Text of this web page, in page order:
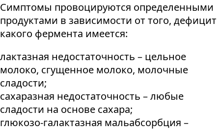
Симптомы провоцируются определенными
продуктами в зависимости от того, дефицит
какого фермента имеется:
лактазная недостаточность – цельное
молоко, сгущенное молоко, молочные
сладости;
сахаразная недостаточность – любые
сладости на основе сахара;
глюкозо-галактазная мальабсорбция –